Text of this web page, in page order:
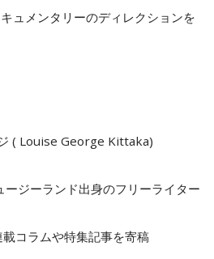
ュメンタリーのディレクションを
( Louise George Kittaka)
ジーランド出身のフリーライター
コラムや特集記事を寄稿